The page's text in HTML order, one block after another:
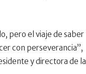
pero el viaje de saber
con perseverancia”,
y directora de la